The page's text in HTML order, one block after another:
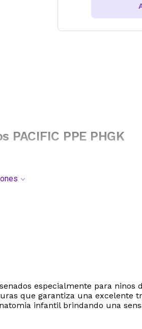
PPE PHGK
especialmente para ninos
que garantiza una excelente
infantil brindando una